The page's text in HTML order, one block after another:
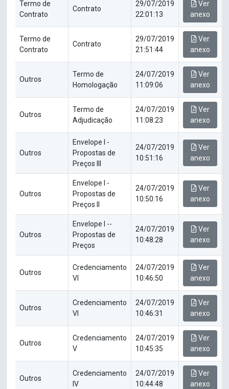
Termo de
Contrato
Contrato
29/07/2019
22:01:13
Ver
anexo
Termo de
Contrato
Contrato
29/07/2019
21:51:44
Ver
anexo
Outros
Termo de
Homologação
24/07/2019
11:09:06
Ver
anexo
Outros
Termo de
Adjudicação
24/07/2019
11:08:23
Ver
anexo
Outros
Envelope I -
Propostas de
Preços III
24/07/2019
10:51:16
Ver
anexo
Outros
Envelope I -
Propostas de
Preços II
24/07/2019
10:50:16
Ver
anexo
Outros
Envelope I --
Propostas de
Preços
24/07/2019
10:48:28
Ver
anexo
Outros
Credenciamento
VI
24/07/2019
10:46:50
Ver
anexo
Outros
Credenciamento
VI
24/07/2019
10:46:31
Ver
anexo
Outros
Credenciamento
V
24/07/2019
10:45:35
Ver
anexo
Outros
Credenciamento
IV
24/07/2019
10:44:48
Ver
anexo